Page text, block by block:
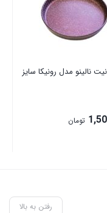
نالینو مدل رونیکا سایز
تومان
رفتن به بالا